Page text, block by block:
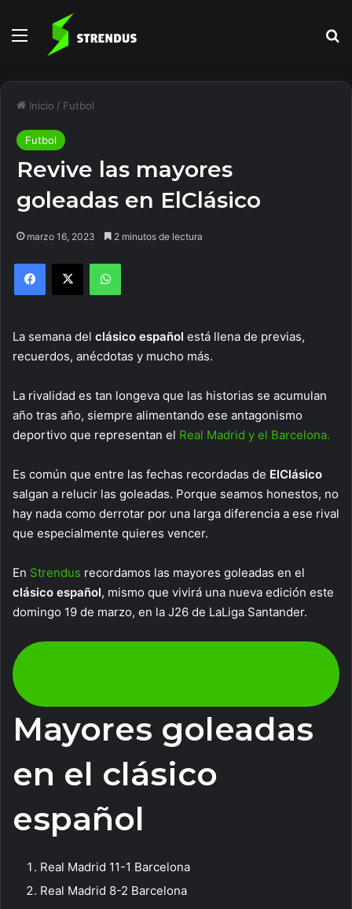
Menú
Inicio / Futbol
Futbol
Revive las mayores
goleadas en ElClásico
marzo 16, 2023 2 minutos de lectura
Facebook
X WhatsApp
La semana del clásico español está llena de previas,
recuerdos, anécdotas y mucho más.
La rivalidad es tan longeva que las historias se acumulan
año tras año, siempre alimentando ese antagonismo
deportivo que representan el Real Madrid y el Barcelona.
Es común que entre las fechas recordadas de ElClásico
salgan a relucir las goleadas. Porque seamos honestos, no
hay nada como derrotar por una larga diferencia a ese rival
que especialmente quieres vencer.
En Strendus recordamos las mayores goleadas en el
clásico español, mismo que vivirá una nueva edición este
domingo 19 de marzo, en la J26 de LaLiga Santander.
Mayores goleadas
en el clásico
español
Real Madrid 11-1 Barcelona
Real Madrid 8-2 Barcelona